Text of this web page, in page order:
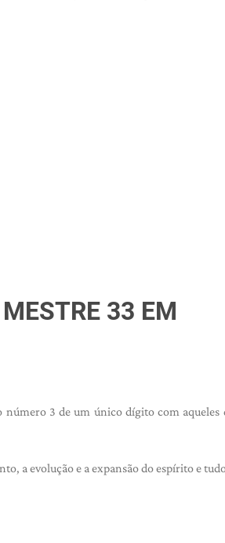
33 EM
número 3 de um único dígito com aqueles
a evolução e a expansão do espírito e